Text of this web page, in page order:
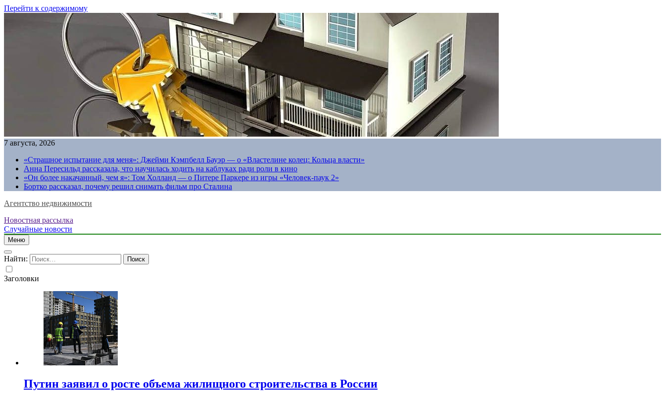
Перейти к содержимому
7 августа, 2026
«Страшное испытание для меня»: Джейми Кэмпбелл Бауэр — о «Властелине колец: Кольца власти»
Анна Пересильд рассказала, что научилась ходить на каблуках ради роли в кино
«Он более накачанный, чем я»: Том Холланд — о Питере Паркере из игры «Человек-паук 2»
Бортко рассказал, почему решил снимать фильм про Сталина
Агентство недвижимости
Новостная рассылка
Случайные новости
Меню
Найти:
Заголовки
Путин заявил о росте объема жилищного строительства в России